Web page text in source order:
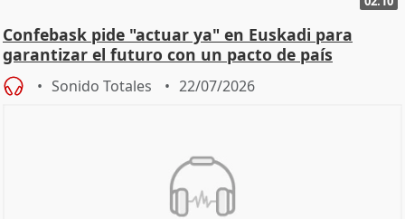
Confebask pide "actuar ya" en Euskadi para
garantizar el futuro con un pacto de país
Sonido Totales 22/07/2026